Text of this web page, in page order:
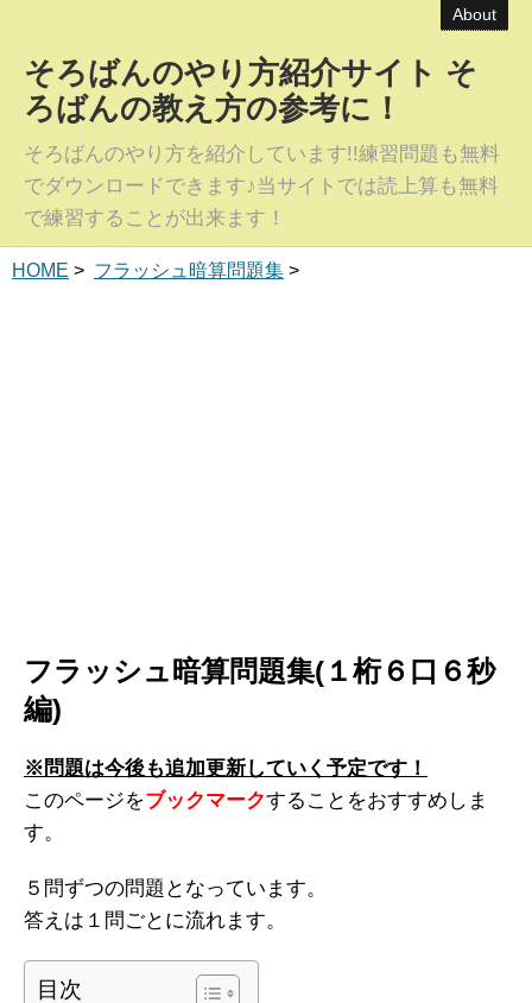
About
そろばんのやり方紹介サイト そ
ろばんの教え方の参考に！
そろばんのやり方を紹介しています!!練習問題も無料
でダウンロードできます♪当サイトでは読上算も無料
で練習することが出来ます！
HOME > フラッシュ暗算問題集 >
フラッシュ暗算問題集(１桁６口６秒
編)
※問題は今後も追加更新していく予定です！
このページをブックマークすることをおすすめしま
す。
５問ずつの問題となっています。
答えは１問ごとに流れます。
目次